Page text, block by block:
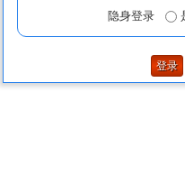
隐身登录